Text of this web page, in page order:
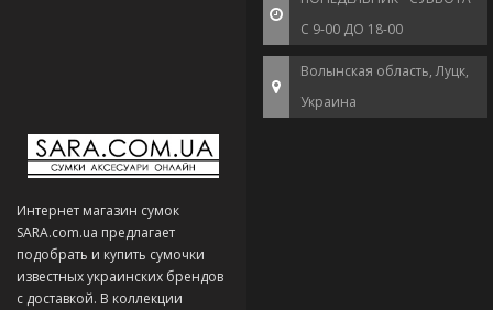
С 9-00 ДО 18-00
Волынская область, Луцк,
Украина
Интернет магазин сумок
SARA.com.ua предлагает
подобрать и купить сумочки
известных украинских брендов
с доставкой. В коллекции